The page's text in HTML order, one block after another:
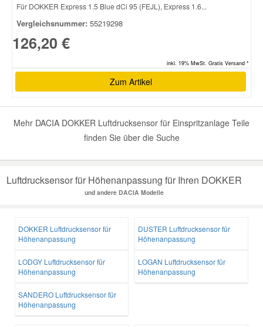
Für DOKKER Express 1.5 Blue dCi 95 (FEJL), Express 1.6...
Vergleichsnummer: 55219298
126,20 €
inkl. 19% MwSt. Gratis Versand *
Zum Artikel
Mehr DACIA DOKKER Luftdrucksensor für Einspritzanlage Teile
finden Sie über die Suche
Luftdrucksensor für Höhenanpassung für Ihren DOKKER
und andere DACIA Modelle
DOKKER Luftdrucksensor für
Höhenanpassung
DUSTER Luftdrucksensor für
Höhenanpassung
LODGY Luftdrucksensor für
Höhenanpassung
LOGAN Luftdrucksensor für
Höhenanpassung
SANDERO Luftdrucksensor für
Höhenanpassung
Suzuki Ersatzteile